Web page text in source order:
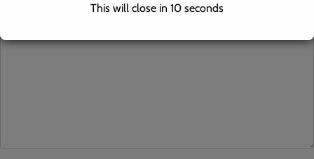
This will close in9seconds